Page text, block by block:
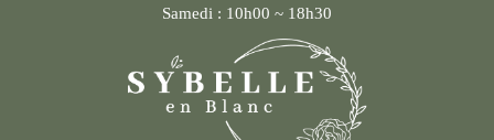
Samedi : 10h00 ~ 18h30